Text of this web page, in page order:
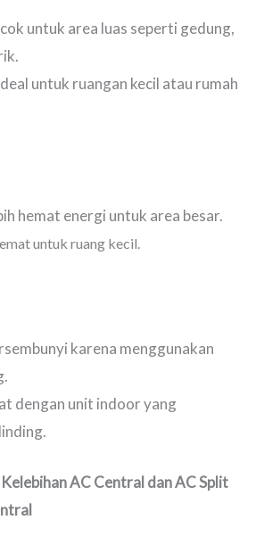
untuk area luas seperti gedung,
untuk ruangan kecil atau rumah
hemat energi untuk area besar.
untuk ruang kecil.
karena menggunakan
dengan unit indoor yang
AC Central dan AC Split